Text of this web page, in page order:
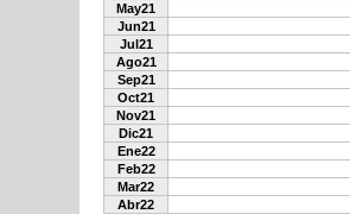
May21
Jun21
Jul21
Ago21
Sep21
Oct21
Nov21
Dic21
Ene22
Feb22
Mar22
Abr22